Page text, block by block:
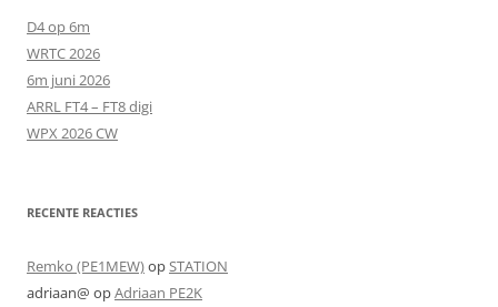
D4 op 6m
WRTC 2026
6m juni 2026
ARRL FT4 – FT8 digi
WPX 2026 CW
RECENTE REACTIES
Remko (PE1MEW)op STATION
adriaan@ opAdriaan PE2K